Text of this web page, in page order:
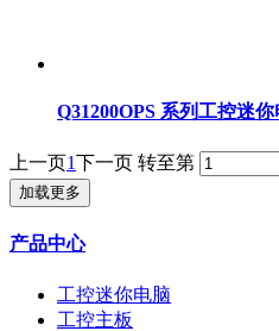
Q31200OPS 系列工控迷
上一页1下一页 转至第
加载更多
产品中心
工控迷你电脑
工控主板